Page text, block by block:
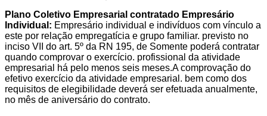
Plano Coletivo Empresarial contratado Empresário
Individual: Empresário individual e indivíduos com vínculo a
este por relação empregatícia e grupo familiar. previsto no
inciso VII do art. 5º da RN 195, de Somente poderá contratar
quando comprovar o exercício. profissional da atividade
empresarial há pelo menos seis meses.A comprovação do
efetivo exercício da atividade empresarial. bem como dos
requisitos de elegibilidade deverá ser efetuada anualmente,
no mês de aniversário do contrato.